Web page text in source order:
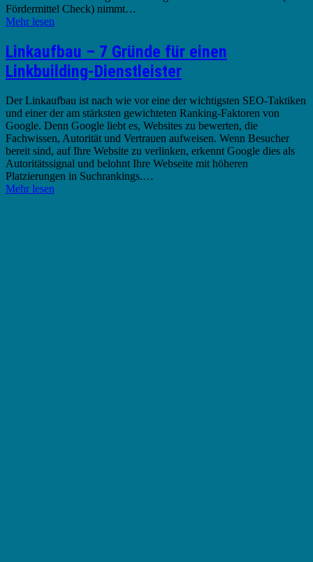
Fördermittel Check) nimmt…
Mehr lesen
Linkaufbau – 7 Gründe für einen
Linkbuilding-Dienstleister
Der Linkaufbau ist nach wie vor eine der wichtigsten SEO-Taktiken
und einer der am stärksten gewichteten Ranking-Faktoren von
Google. Denn Google liebt es, Websites zu bewerten, die
Fachwissen, Autorität und Vertrauen aufweisen. Wenn Besucher
bereit sind, auf Ihre Website zu verlinken, erkennt Google dies als
Autoritätssignal und belohnt Ihre Webseite mit höheren
Platzierungen in Suchrankings.…
Mehr lesen